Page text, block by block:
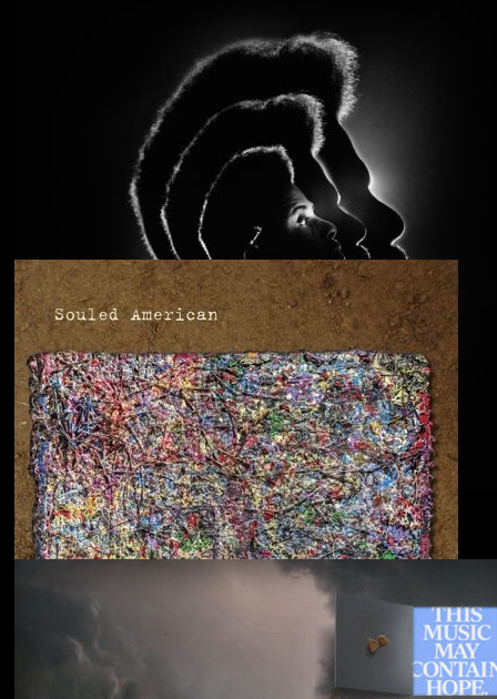
You’re Free to Go
Blu & Exile
Time Heals Everything